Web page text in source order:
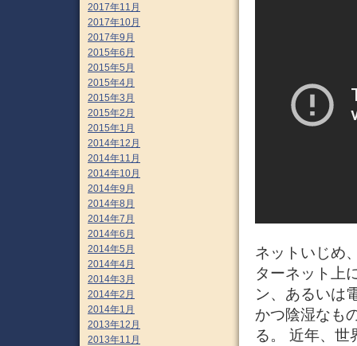
ネットいじめ
ターネット上
ン、あるいは
かつ陰湿なも
る。 近年、世
2017年11月
2017年10月
2017年9月
2015年6月
2015年5月
2015年4月
2015年3月
2015年2月
2015年1月
2014年12月
2014年11月
2014年10月
2014年9月
2014年8月
2014年7月
2014年6月
2014年5月
2014年4月
2014年3月
2014年2月
2014年1月
2013年12月
2013年11月